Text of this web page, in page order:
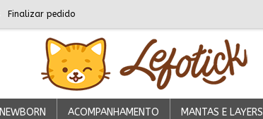
Finalizar pedido
NEWBORN ACOMPANHAMENTO MANTAS E LAYERS